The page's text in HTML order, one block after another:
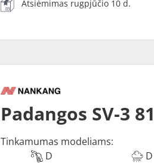
Atsiėmimas rugpjūčio 10 d.
Padangos SV-3
Tinkamumas modeliams:
D
D